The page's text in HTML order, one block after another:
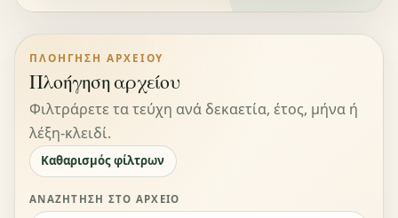
ΠΛΟΉΓΗΣΗ ΑΡΧΕΊΟΥ
Πλοήγηση αρχείου
Φιλτράρετε τα τεύχη ανά δεκαετία, έτος, μήνα ή
λέξη-κλειδί.
Καθαρισμός φίλτρων
ΑΝΑΖΉΤΗΣΗ ΣΤΟ ΑΡΧΕΊΟ